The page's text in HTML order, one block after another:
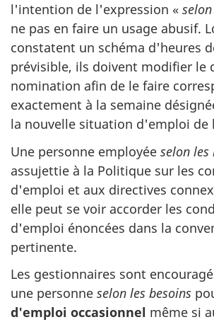
l'intention de l'expression «
ne pas en faire un usage abusif.
constatent un schéma d'heures
prévisible, ils doivent modifier le
nomination afin de le faire
exactement à la semaine
la nouvelle situation d'emploi de
Une personne employée selon les
assujettie à la Politique sur les
d'emploi et aux directives
elle peut se voir accorder les
d'emploi énoncées dans la
pertinente.
Les gestionnaires sont
une personne selon les besoins
d'emploi occasionnel même si